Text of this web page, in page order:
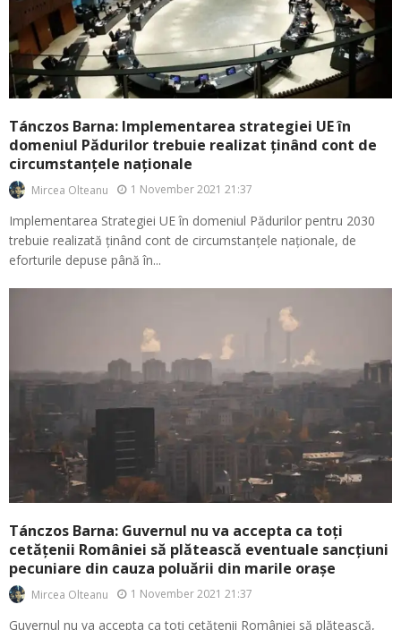
Tánczos Barna: Implementarea strategiei UE în
domeniul Pădurilor trebuie realizat ținând cont de
circumstanțele naționale
Mircea Olteanu 1 November 2021 21:37
Implementarea Strategiei UE în domeniul Pădurilor pentru 2030
trebuie realizată ținând cont de circumstanțele naționale, de
eforturile depuse până în...
Tánczos Barna: Guvernul nu va accepta ca toți
cetățenii României să plătească eventuale sancțiuni
pecuniare din cauza poluării din marile orașe
Mircea Olteanu 1 November 2021 21:37
Guvernul nu va accepta ca toți cetățenii României să plătească,